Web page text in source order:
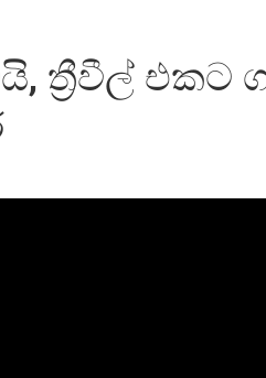
ත්‍රීවීල් එකට